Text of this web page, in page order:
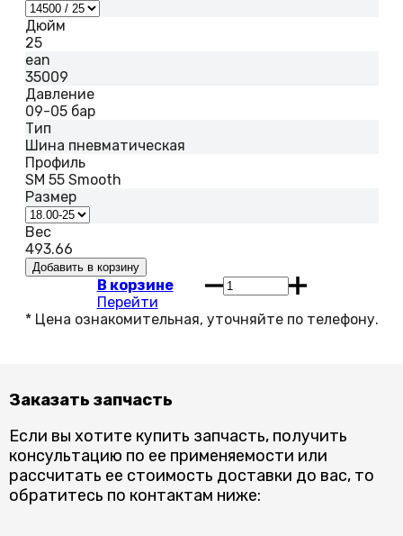
Дюйм
25
ean
35009
Давление
09-05 бар
Тип
Шина пневматическая
Профиль
SM 55 Smooth
Размер
Вес
493.66
В корзине
Перейти
Заказать запчасть
Если вы хотите купить запчасть, получить
консультацию по ее применяемости или
рассчитать ее стоимость доставки до вас, то
обратитесь по контактам ниже: